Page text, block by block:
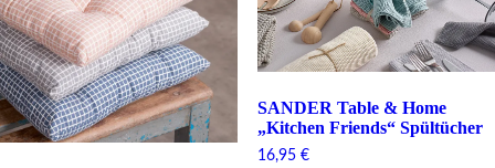
SANDER Table & Home
„Kitchen Friends“ Spültücher
16,95 €